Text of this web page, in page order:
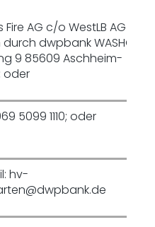
AG c/o WestLB AG
dwpbank WASHO
9 85609 Aschheim-
oder
069 5099 1110; oder
hv-